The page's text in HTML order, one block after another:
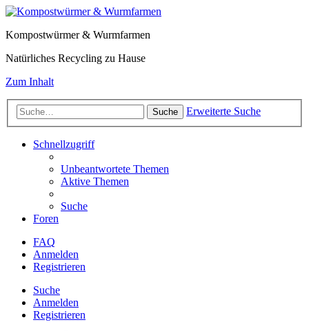
Kompostwürmer & Wurmfarmen
Natürliches Recycling zu Hause
Zum Inhalt
Suche Erweiterte Suche
Schnellzugriff
Unbeantwortete Themen
Aktive Themen
Suche
Foren
FAQ
Anmelden
Registrieren
Suche
Anmelden
Registrieren